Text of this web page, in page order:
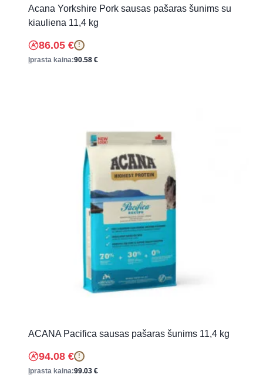
Acana Yorkshire Pork sausas pašaras šunims su
kiauliena 11,4 kg
86.05 € !
Įprasta kaina:90.58 €
ACANA Pacifica sausas pašaras šunims 11,4 kg
94.08 € !
Įprasta kaina:99.03 €